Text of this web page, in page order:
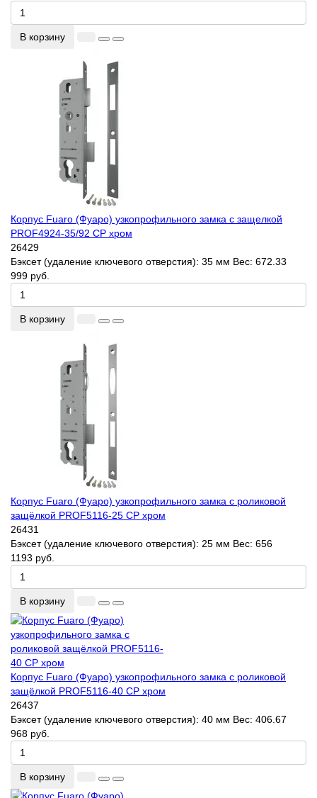
В корзину
Корпус Fuaro (Фуаро) узкопрофильного замка с защелкой
PROF4924-35/92 CP хром
26429
Бэксет (удаление ключевого отверстия): 35 мм Вес: 672.33
999 руб.
В корзину
Корпус Fuaro (Фуаро) узкопрофильного замка с роликовой
защёлкой PROF5116-25 CP хром
26431
Бэксет (удаление ключевого отверстия): 25 мм Вес: 656
1193 руб.
В корзину
Корпус Fuaro (Фуаро) узкопрофильного замка с роликовой
защёлкой PROF5116-40 CP хром
26437
Бэксет (удаление ключевого отверстия): 40 мм Вес: 406.67
968 руб.
В корзину